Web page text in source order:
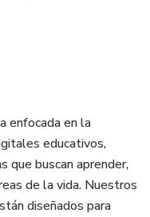
enfocada en la
educativos,
que buscan aprender,
de la vida. Nuestros
diseñados para